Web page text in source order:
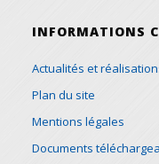
INFORMATIONS
Actualités et
Plan du site
Mentions légales
Documents